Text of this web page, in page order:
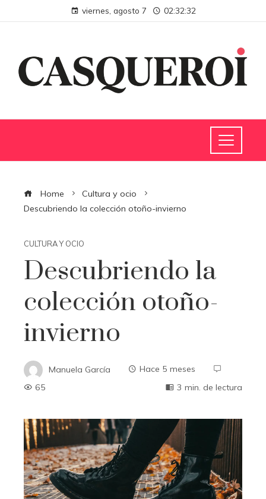
viernes, agosto 7 02:32:32
Home
Cultura y ocio
Descubriendo la colección otoño-invierno
CULTURA Y OCIO
Descubriendo la
colección otoño-
invierno
Manuela García
Hace 5 meses
65
3 min. de lectura